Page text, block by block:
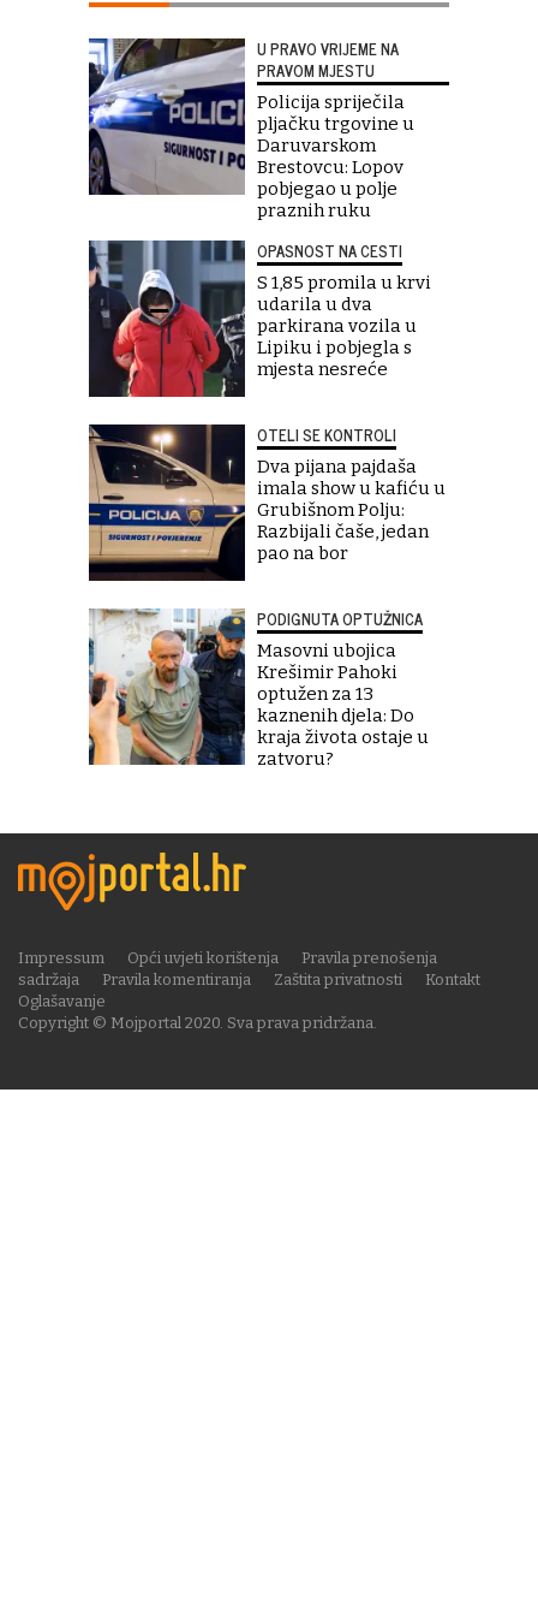
U PRAVO VRIJEME NA
PRAVOM MJESTU
Policija spriječila
pljačku trgovine u
Daruvarskom
Brestovcu: Lopov
pobjegao u polje
praznih ruku
OPASNOST NA CESTI
S 1,85 promila u krvi
udarila u dva
parkirana vozila u
Lipiku i pobjegla s
mjesta nesreće
OTELI SE KONTROLI
Dva pijana pajdaša
imala show u kafiću u
Grubišnom Polju:
Razbijali čaše, jedan
pao na bor
PODIGNUTA OPTUŽNICA
Masovni ubojica
Krešimir Pahoki
optužen za 13
kaznenih djela: Do
kraja života ostaje u
zatvoru?
Copyright © Mojportal 2020. Sva prava pridržana.
Impressum Opći uvjeti korištenja
Pravila prenošenja
sadržaja
Pravila komentiranja Zaštita privatnosti
Kontakt
Oglašavanje